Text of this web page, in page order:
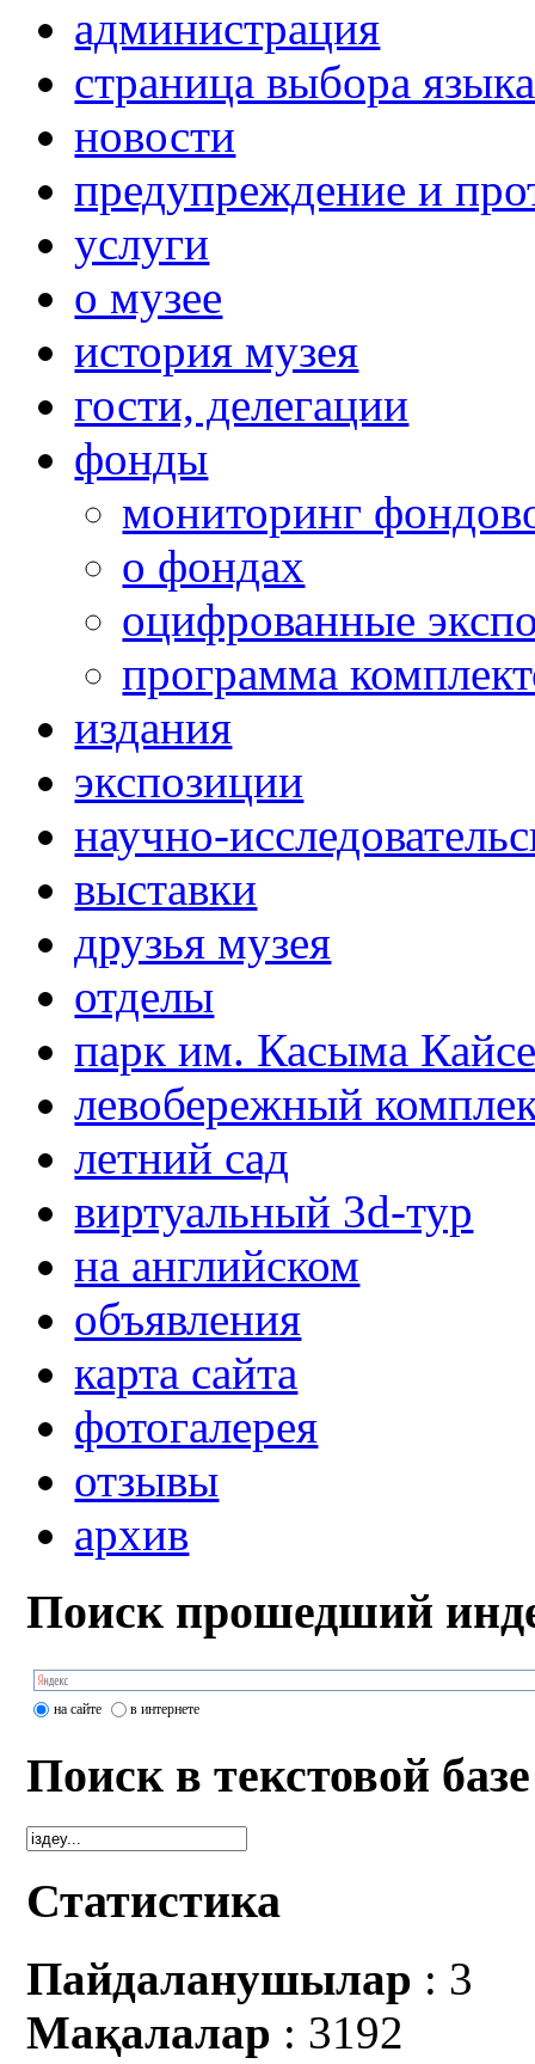
администрация
страница выбора языка
новости
предупреждение и
услуги
о музее
история музея
гости, делегации
фонды
мониторинг
о фондах
оцифрованные
программа
издания
экспозиции
научно-
выставки
друзья музея
отделы
парк им. Касыма
левобережный
летний сад
виртуальный 3d-тур
на английском
объявления
карта сайта
фотогалерея
отзывы
архив
Поиск прошедший
на сайте в интернете
Поиск в текстовой базе
Статистика
Пайдаланушылар : 3
Мақалалар : 3192